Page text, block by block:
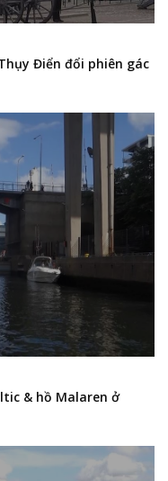
Điển đổi phiên gác
& hồ Malaren ở